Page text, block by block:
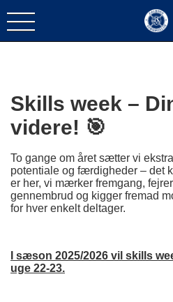
Skills week –
videre! 🎯
To gange om året sætter vi
potentiale og færdigheder – det
er her, vi mærker fremgang,
gennembrud og kigger fremad
for hver enkelt deltager.
I sæson 2025/2026 vil skills
uge 22-23.